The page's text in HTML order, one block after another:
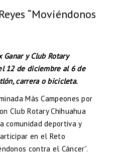
“Moviéndonos
y Club Rotary
12 de diciembre al 6 de
carrera o bicicleta.
Más Campeones por
Club Rotary Chihuahua
comunidad deportiva y
en el Reto
contra el Cáncer”.